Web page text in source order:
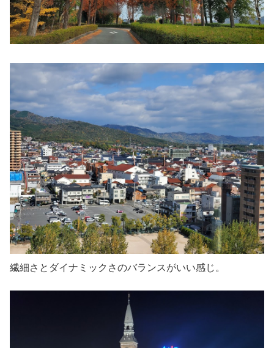
繊細さとダイナミックさのバランスがいい感じ。